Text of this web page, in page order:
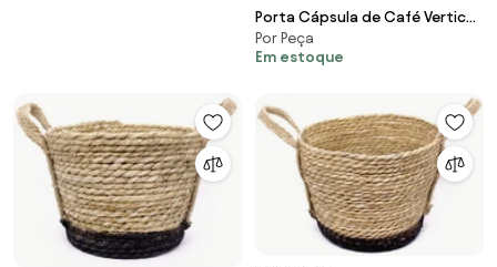
Porta Cápsula de Café Vertical
Acrílico C03 - D'Rossi
Por Peça
Em estoque